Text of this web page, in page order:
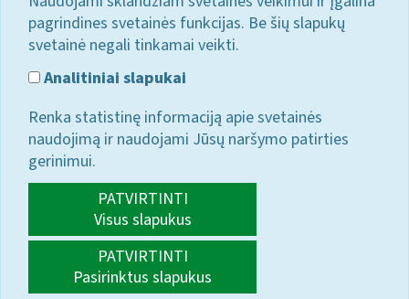
pagrindines svetainės funkcijas. Be šių slapukų
svetainė negali tinkamai veikti.
Analitiniai slapukai
Renka statistinę informaciją apie svetainės
naudojimą ir naudojami Jūsų naršymo patirties
gerinimui.
PATVIRTINTI
Visus slapukus
PATVIRTINTI
Pasirinktus slapukus